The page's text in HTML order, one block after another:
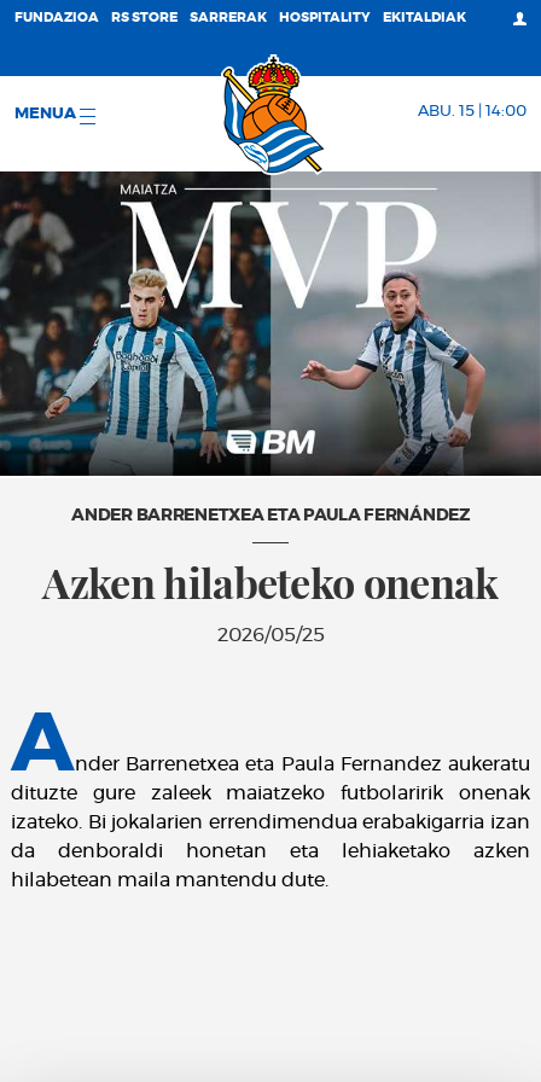
FUNDAZIOA RS STORE SARRERAK HOSPITALITY EKITALDIAK
MENUA ABU. 15 | 14:00
ANDER BARRENETXEA ETA PAULA FERNÁNDEZ
Azken hilabeteko onenak
2026/05/25
Ander Barrenetxea eta Paula Fernandez aukeratu
dituzte gure zaleek maiatzeko futbolaririk onenak
izateko. Bi jokalarien errendimendua erabakigarria izan
da denboraldi honetan eta lehiaketako azken
hilabetean maila mantendu dute.